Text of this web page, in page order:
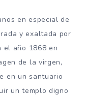
en especial de
y exaltada por
el año 1868 en
de la virgen,
en un santuario
un templo digno